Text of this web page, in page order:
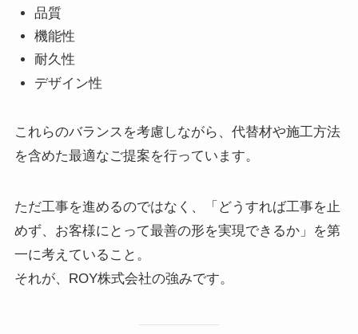
品質
機能性
耐久性
デザイン性
これらのバランスを考慮しながら、代替材や施工方法
を含めた最適なご提案を行っています。
ただ工事を進めるのではなく、「どうすれば工事を止
めず、お客様にとって最善の形を実現できるか」を第
一に考えていること。
それが、ROY株式会社の強みです。